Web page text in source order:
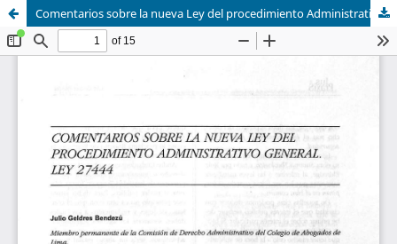
Comentarios sobre la nueva Ley del procedimiento Administrativo general. Ley 27444